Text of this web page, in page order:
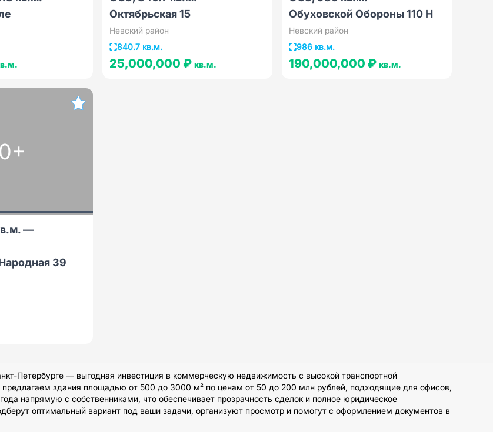
Октябрьская 15
Невский район
840.7 кв.м.
25,000,000 ₽ кв.м.
Обуховской Обороны 110 Н
Невский район
986 кв.м.
190,000,000 ₽ кв.м.
—
39
Петербурге — выгодная инвестиция в коммерческую недвижимость с высокой транспортной
здания площадью от 500 до 3000 м² по ценам от 50 до 200 млн рублей, подходящие для офисов,
напрямую с собственниками, что обеспечивает прозрачность сделок и полное юридическое
оптимальный вариант под ваши задачи, организуют просмотр и помогут с оформлением документов в